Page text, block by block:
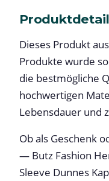
Dieses Produkt
Produkte wurde
die bestmögliche
hochwertigen
Lebensdauer und
Ob als Geschenk
— Butz Fashion
Sleeve Dunnes